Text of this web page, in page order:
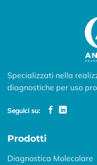
Specializzati nella
diagnostiche per uso
Seguici su:
Prodotti
Diagnostica Molecolare